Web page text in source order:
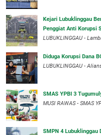
Kejari Lubuklinggau
Penggiat Anti Korupsi
LUBUKLINGGAU -
Diduga Korupsi Dana
LUBUKLINGGAU -
SMAS YPBI 3
MUSI RAWAS - SMAS
SMPN 4 Lubuklinggau